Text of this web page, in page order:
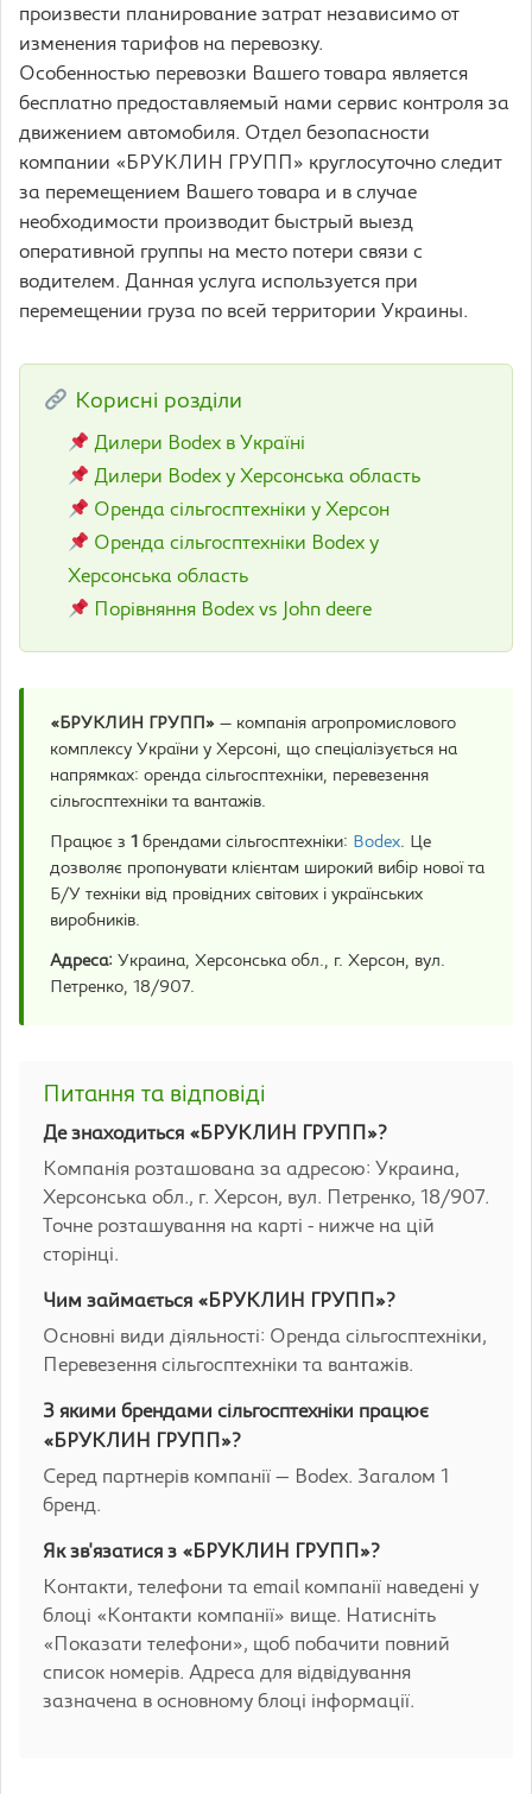
произвести планирование затрат независимо от
изменения тарифов на перевозку.
Особенностью перевозки Вашего товара является
бесплатно предоставляемый нами сервис контроля за
движением автомобиля. Отдел безопасности
компании «БРУКЛИН ГРУПП» круглосуточно следит
за перемещением Вашего товара и в случае
необходимости производит быстрый выезд
оперативной группы на место потери связи с
водителем. Данная услуга используется при
перемещении груза по всей территории Украины.
Корисні розділи
Дилери Bodex в Україні
Дилери Bodex у Херсонська область
Оренда сільгосптехніки у Херсон
Оренда сільгосптехніки Bodex у
Херсонська область
Порівняння Bodex vs John deere
«БРУКЛИН ГРУПП» — компанія агропромислового
комплексу України у Херсоні, що спеціалізується на
напрямках: оренда сільгосптехніки, перевезення
сільгосптехніки та вантажів.
Працює з 1 брендами сільгосптехніки: Bodex. Це
дозволяє пропонувати клієнтам широкий вибір нової та
Б/У техніки від провідних світових і українських
виробників.
Адреса: Украина, Херсонська обл., г. Херсон, вул.
Петренко, 18/907.
Питання та відповіді
Де знаходиться «БРУКЛИН ГРУПП»?
Компанія розташована за адресою: Украина,
Херсонська обл., г. Херсон, вул. Петренко, 18/907.
Точне розташування на карті - нижче на цій
сторінці.
Чим займається «БРУКЛИН ГРУПП»?
Основні види діяльності: Оренда сільгосптехніки,
Перевезення сільгосптехніки та вантажів.
З якими брендами сільгосптехніки працює
«БРУКЛИН ГРУПП»?
Серед партнерів компанії — Bodex. Загалом 1
бренд.
Як зв'язатися з «БРУКЛИН ГРУПП»?
Контакти, телефони та email компанії наведені у
блоці «Контакти компанії» вище. Натисніть
«Показати телефони», щоб побачити повний
список номерів. Адреса для відвідування
зазначена в основному блоці інформації.